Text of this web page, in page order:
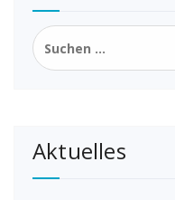
Suchen
nach:
Aktuelles